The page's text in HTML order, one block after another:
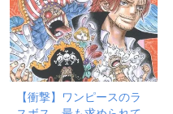
【衝撃】ワンピースのラ